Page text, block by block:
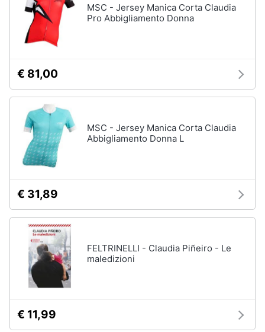
MSC - Jersey Manica Corta Claudia
Pro Abbigliamento Donna
€ 81,00
MSC - Jersey Manica Corta Claudia
Abbigliamento Donna L
€ 31,89
FELTRINELLI - Claudia Piñeiro - Le
maledizioni
€ 11,99